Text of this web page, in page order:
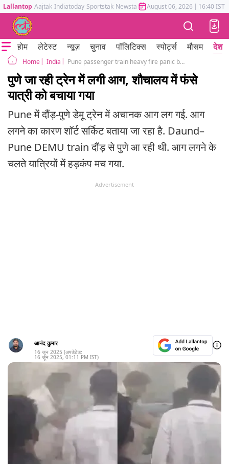
Lallantop Aajtak Indiatoday Sportstak Newstak Mumbai Tak Astrotak
August 06, 2026 | 16:40 IST
होम लेटेस्ट न्यूज़ चुनाव पॉलिटिक्स स्पोर्ट्स मौसम देश
Home India Pune passenger train heavy fire panic between passengers
पुणे जा रही ट्रेन में लगी आग, शौचालय में फंसे
यात्री को बचाया गया
Pune में दौंड़-पुणे डेमू ट्रेन में अचानक आग लग गई. आग
लगने का कारण शॉर्ट सर्किट बताया जा रहा है. Daund–
Pune DEMU train दौंड़ से पुणे आ रही थी. आग लगने के
चलते यात्रियों में हड़कंप मच गया.
Advertisement
आनंद कुमार
16 जून 2025 (अपडेटेड:
16 जून 2025, 01:11 PM IST)